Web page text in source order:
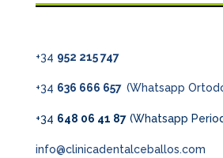
+34 952 215 747
+34 636 666 657 (Whatsapp
+34 648 06 41 87(Whatsapp
info@clinicadentalceballos.com